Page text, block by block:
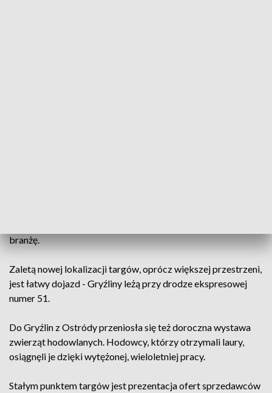
branżę.
Zaletą nowej lokalizacji targów, oprócz większej przestrzeni,
jest łatwy dojazd - Gryźliny leżą przy drodze ekspresowej
numer 51.
Do Gryźlin z Ostródy przeniosła się też doroczna wystawa
zwierząt hodowlanych. Hodowcy, którzy otrzymali laury,
osiągnęli je dzięki wytężonej, wieloletniej pracy.
Stałym punktem targów jest prezentacja ofert sprzedawców